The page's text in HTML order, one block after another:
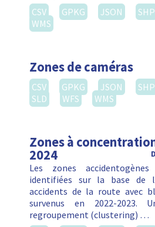
CSV
GPKG JSON SHP
WMS
Zones de caméras
CSV GPKG JSON
SHP
SLD
WFS WMS
Zones à
2024
Les zones
identifiées sur la base de
accidents de la route avec
survenus en 2022-2023.
regroupement (clustering) …